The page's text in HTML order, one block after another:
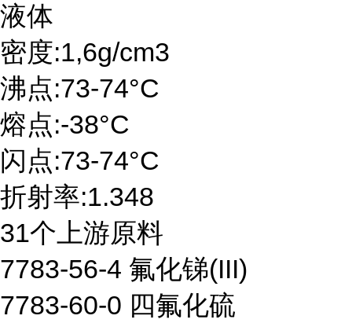
液体
密度:1,6g/cm3
沸点:73-74°C
熔点:-38°C
闪点:73-74°C
折射率:1.348
31个上游原料
7783-56-4 氟化锑(III)
7783-60-0 四氟化硫